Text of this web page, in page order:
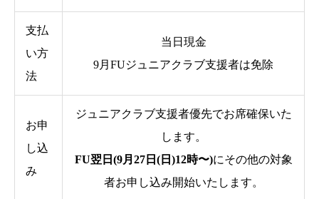
支払
い方
法
当日現金
9月FUジュニアクラブ支援者は免除
お申
し込
み
ジュニアクラブ支援者優先でお席確保いた
します。
FU翌日(9月27日(日)12時〜)にその他の対象
者お申し込み開始いたします。